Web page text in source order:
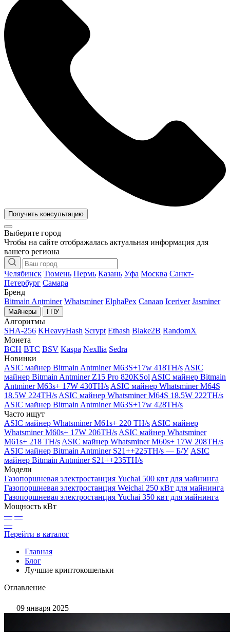
Получить консультацию
Выберите город
Чтобы на сайте отображалась актуальная информация для
вашего региона
Челябинск Тюмень Пермь Казань Уфа Москва Санкт-
Петербург Самара
Бренд
Bitmain Antminer Whatsminer ElphaPex Canaan Iceriver Jasminer
Майнеры ГПУ
Алгоритмы
SHA-256 KHeavyHash Scrypt Ethash Blake2B RandomX
Монета
BCH BTC BSV Kaspa Nexllia Sedra
Новинки
ASIC майнер Bitmain Antminer M63S+17w 418TH/s ASIC
майнер Bitmain Antminer Z15 Pro 820KSol ASIC майнер Bitmain
Antminer M63s+ 17W 430TH/s ASIC майнер Whatsminer M64S
18.5W 224TH/s ASIC майнер Whatsminer M64S 18.5W 222TH/s
ASIC майнер Bitmain Antminer M63S+17w 428TH/s
Часто ищут
ASIC майнер Whatsminer M61s+ 220 TH/s ASIC майнер
Whatsminer M60s+ 17W 206TH/s ASIC майнер Whatsminer
M61s+ 218 TH/s ASIC майнер Whatsminer M60s+ 17W 208TH/s
ASIC майнер Bitmain Antminer S21++225TH/s — Б/У ASIC
майнер Bitmain Antminer S21++235TH/s
Модели
Газопоршневая электростанция Yuchai 500 квт для майнинга
Газопоршневая электростанция Weichai 250 кВт для майнинга
Газопоршневая электростанция Yuchai 350 квт для майнинга
Мощность кВт
— —
—
Перейти в каталог
Главная
Блог
Лучшие криптокошельки
Оглавление
09 января 2025